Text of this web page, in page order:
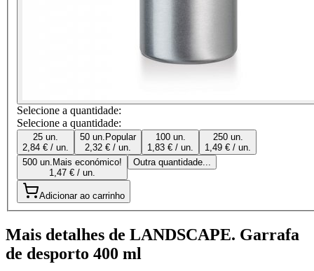
Selecione a quantidade:
Selecione a quantidade:
25 un.
2,84 € / un.
50 un. Popular
2,32 € / un.
100 un.
1,83 € / un.
250 un.
1,49 € / un.
500 un. Mais económico!
1,47 € / un.
Outra quantidade...
Adicionar ao carrinho
Mais detalhes de LANDSCAPE. Garrafa
de desporto 400 ml